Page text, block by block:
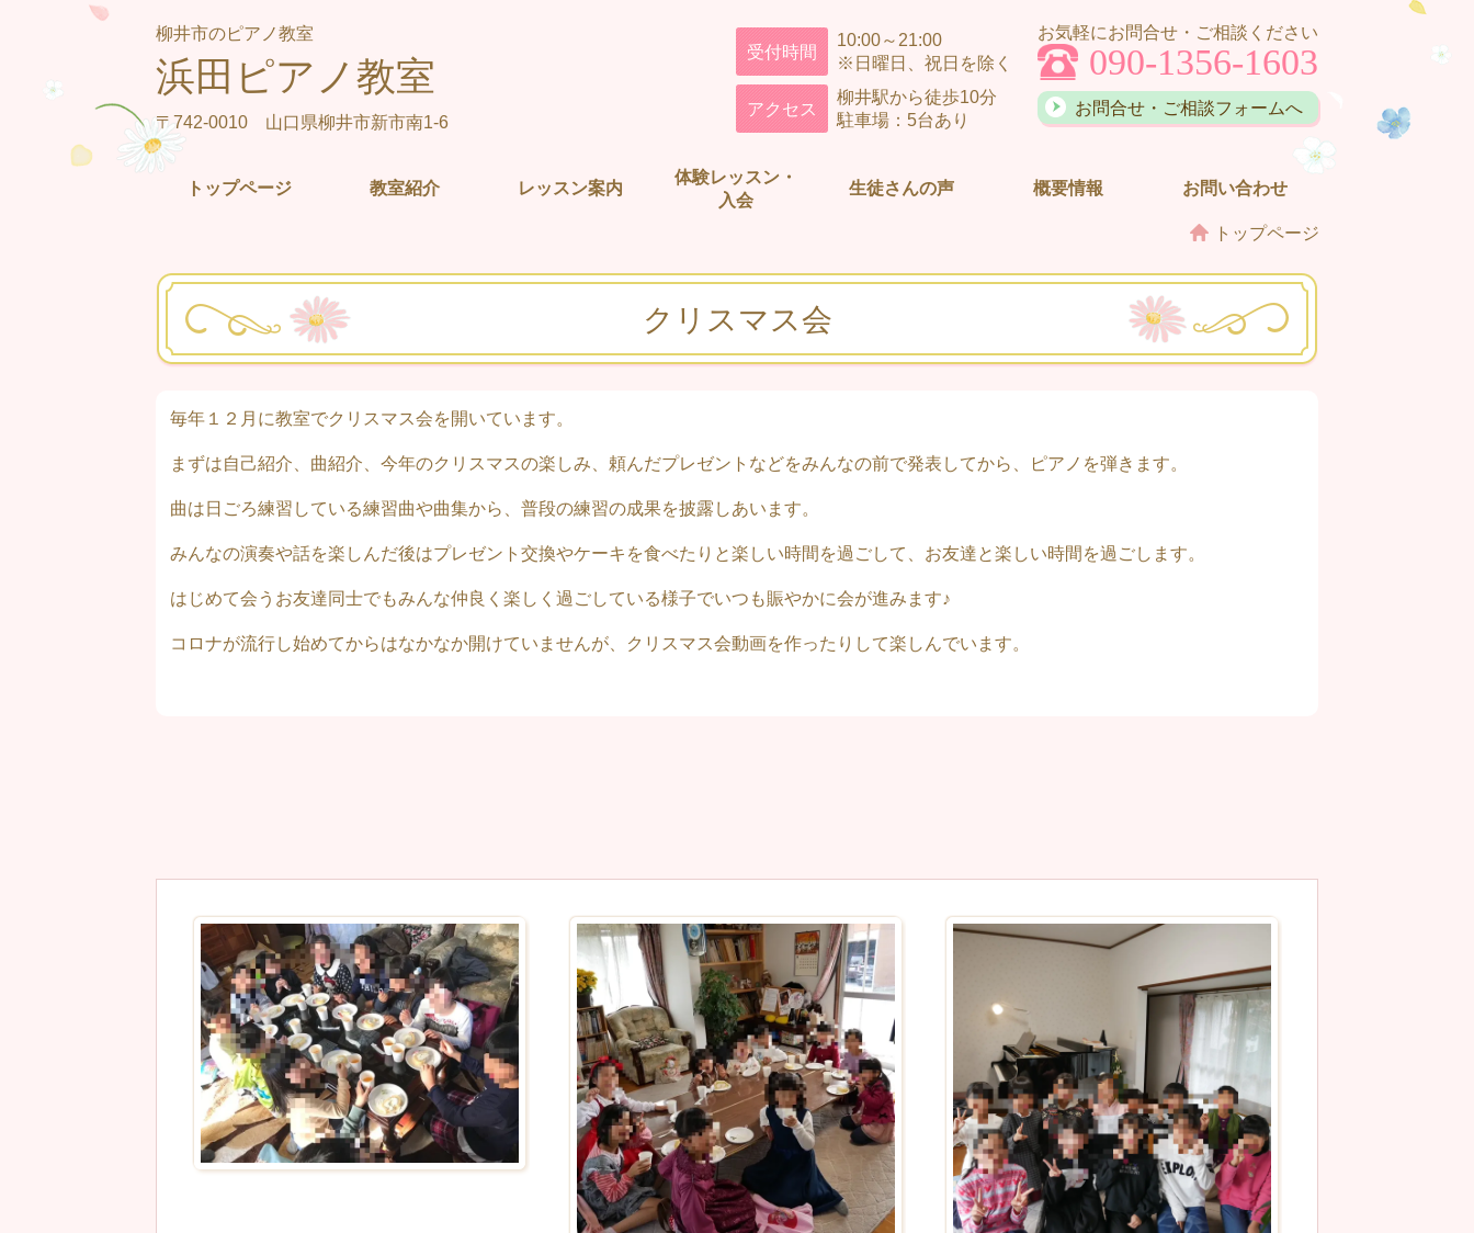
柳井市のピアノ教室
浜田ピアノ教室
〒742-0010 山口県柳井市新市南1-6
受付時間
10:00～21:00
※日曜日、祝日を除く
アクセス
柳井駅から徒歩10分
駐車場：5台あり
お気軽にお問合せ・ご相談ください
090-1356-1603
お問合せ・ご相談フォームへ
トップページ 教室紹介 レッスン案内
体験レッスン・
入会
生徒さんの声 概要情報 お問い合わせ
トップページ
クリスマス会
毎年１２月に教室でクリスマス会を開いています。
まずは自己紹介、曲紹介、今年のクリスマスの楽しみ、頼んだプレゼントなどをみんなの前で発表してから、ピアノを弾きます。
曲は日ごろ練習している練習曲や曲集から、普段の練習の成果を披露しあいます。
みんなの演奏や話を楽しんだ後はプレゼント交換やケーキを食べたりと楽しい時間を過ごして、お友達と楽しい時間を過ごします。
はじめて会うお友達同士でもみんな仲良く楽しく過ごしている様子でいつも賑やかに会が進みます♪
コロナが流行し始めてからはなかなか開けていませんが、クリスマス会動画を作ったりして楽しんでいます。